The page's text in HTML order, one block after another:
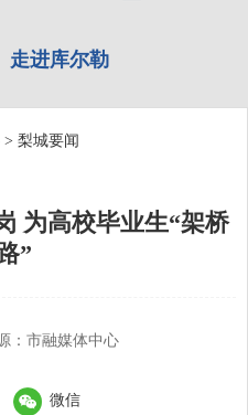
走进库尔勒
> 梨城要闻
为高校毕业生“架桥
”
：市融媒体中心
微信